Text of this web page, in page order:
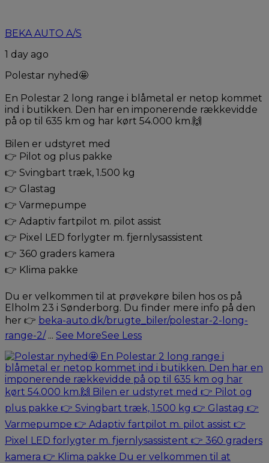
BEKA AUTO A/S
1 day ago
Polestar nyhed🤩
En Polestar 2 long range i blåmetal er netop kommet
ind i butikken. Den har en imponerende rækkevidde
på op til 635 km og har kørt 54.000 km.🙌
Bilen er udstyret med
👉 Pilot og plus pakke
👉 Svingbart træk, 1.500 kg
👉 Glastag
👉 Varmepumpe
👉 Adaptiv fartpilot m. pilot assist
👉 Pixel LED forlygter m. fjernlysassistent
👉 360 graders kamera
👉 Klima pakke
Du er velkommen til at prøvekøre bilen hos os på
Elholm 23 i Sønderborg. Du finder mere info på den
her 👉 beka-auto.dk/brugte_biler/polestar-2-long-
range-2/ ... See MoreSee Less